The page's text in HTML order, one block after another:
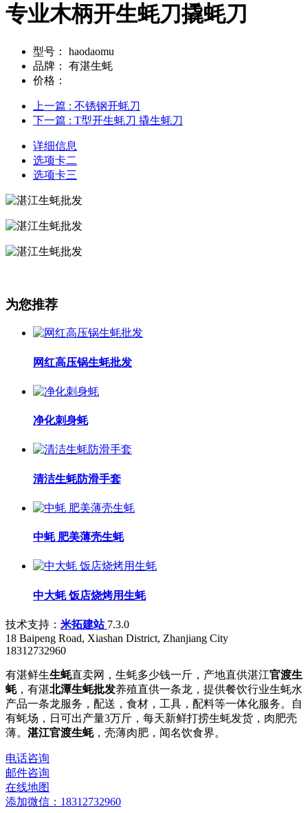
专业木柄开生蚝刀撬蚝刀
型号：
haodaomu
品牌：
有湛生蚝
价格：
上一篇 : 不锈钢开蚝刀
下一篇 : T型开生蚝刀 撬生蚝刀
详细信息
选项卡二
选项卡三
为您推荐
网红高压锅生蚝批发
净化刺身蚝
清洁生蚝防滑手套
中蚝 肥美薄壳生蚝
中大蚝 饭店烧烤用生蚝
技术支持： 米拓建站 7.3.0
18 Baipeng Road, Xiashan District, Zhanjiang City
18312732960
有湛鲜生生蚝直卖网，生蚝多少钱一斤，产地直供湛江官渡生
蚝，有湛北潭生蚝批发养殖直供一条龙，提供餐饮行业生蚝水
产品一条龙服务，配送，食材，工具，配料等一体化服务。自
有蚝场，日可出产量3万斤，每天新鲜打捞生蚝发货，肉肥壳
薄。 湛江官渡生蚝，壳薄肉肥，闻名饮食界。
电话咨询
邮件咨询
在线地图
添加微信：18312732960